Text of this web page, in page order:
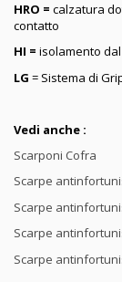
HRO = calzatura
contatto
HI = isolamento
LG = Sistema di
Vedi anche :
Scarponi Cofra
Scarpe
Scarpe
Scarpe
Scarpe